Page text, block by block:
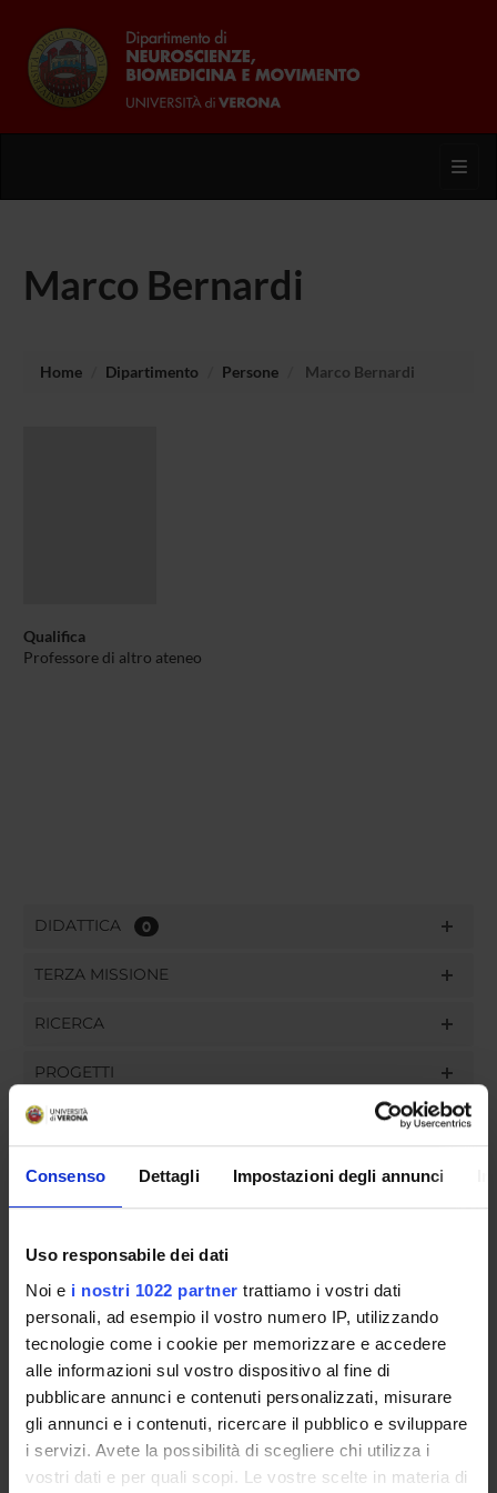
Consenso Dettagli Impostazioni degli annunci
Uso responsabile dei dati
Noi e i nostri 1022 partner trattiamo i vostri dati
personali, ad esempio il vostro numero IP, utilizzando
tecnologie come i cookie per memorizzare e accedere
alle informazioni sul vostro dispositivo al fine di
pubblicare annunci e contenuti personalizzati, misurare
gli annunci e i contenuti, ricercare il pubblico e sviluppare
i servizi. Avete la possibilità di scegliere chi utilizza i
vostri dati e per quali scopi. Le vostre scelte in materia di
Marco Bernardi
Home Dipartimento Persone Marco Bernardi
Qualifica
Professore di altro ateneo
DIDATTICA 0
TERZA MISSIONE
RICERCA
PROGETTI
INCARICHI
GOVERNANCE
COMMISSIONI
UFFICI E STRUTTURE DI SERVIZIO
SERVIZI DI SEGRETERIA STUDENTI